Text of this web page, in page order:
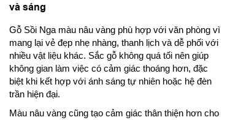
và sáng
Gỗ Sồi Nga màu nâu vàng phù hợp với văn phòng vì
mang lại vẻ đẹp nhẹ nhàng, thanh lịch và dễ phối với
nhiều vật liệu khác. Sắc gỗ không quá tối nên giúp
không gian làm việc có cảm giác thoáng hơn, đặc
biệt khi kết hợp với ánh sáng tự nhiên hoặc hệ đèn
trần hiện đại.
Màu nâu vàng cũng tạo cảm giác thân thiện hơn cho